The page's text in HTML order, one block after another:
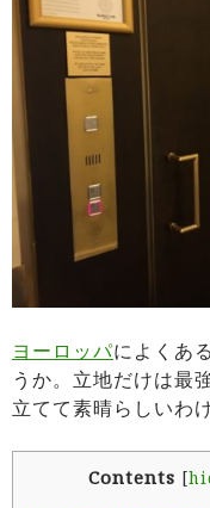
ヨーロッパによくあ
うか。立地だけは最
立てて素晴らしいわ
Contents [